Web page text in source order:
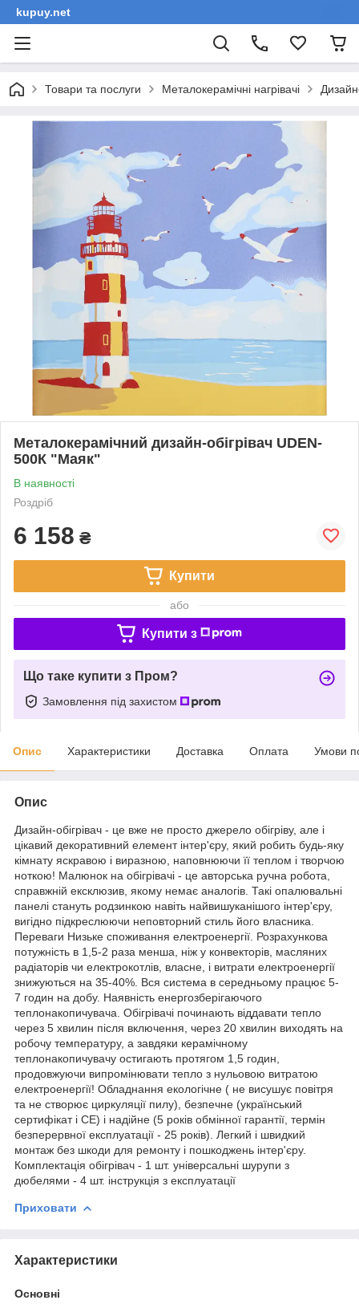
kupuy.net
Товари та послуги Металокерамічні нагрівачі
Металокерамічний дизайн-обігрівач UDEN-
500К "Маяк"
В наявності
Роздріб
6 158 ₴
Купити
або
Купити з
Що таке купити з Пром?
Замовлення під захистом
Опис Характеристики Доставка Оплата Умови
Опис
Дизайн-обігрівач - це вже не просто джерело обігріву, але і
цікавий декоративний елемент інтер'єру, який робить будь-яку
кімнату яскравою і виразною, наповнюючи її теплом і творчою
ноткою! Малюнок на обігрівачі - це авторська ручна робота,
справжній ексклюзив, якому немає аналогів. Такі опалювальні
панелі стануть родзинкою навіть найвишуканішого інтер'єру,
вигідно підкреслюючи неповторний стиль його власника.
Переваги Низьке споживання електроенергії. Розрахункова
потужність в 1,5-2 раза менша, ніж у конвекторів, масляних
радіаторів чи електрокотлів, власне, і витрати електроенергії
знижуються на 35-40%. Вся система в середньому працює 5-
7 годин на добу. Наявність енергозберігаючого
теплонакопичувача. Обігрівачі починають віддавати тепло
через 5 хвилин після включення, через 20 хвилин виходять на
робочу температуру, а завдяки керамічному
теплонакопичувачу остигають протягом 1,5 годин,
продовжуючи випромінювати тепло з нульовою витратою
електроенергії! Обладнання екологічне ( не висушує повітря
та не створює циркуляції пилу), безпечне (український
сертифікат і СЕ) і надійне (5 років обмінної гарантії, термін
безперервної експлуатації - 25 років). Легкий і швидкий
монтаж без шкоди для ремонту і пошкоджень інтер'єру.
Комплектація обігрівач - 1 шт. універсальні шурупи з
дюбелями - 4 шт. інструкція з експлуатації
Приховати
Характеристики
Основні